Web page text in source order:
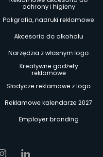
ochrony i higieny
Poligrafia, nadruki reklamowe
Akcesoria do alkoholu
Narzędzia z własnym logo
Kreatywne gadżety
reklamowe
Słodycze reklamowe z logo
Reklamowe kalendarze 2027
Employer branding